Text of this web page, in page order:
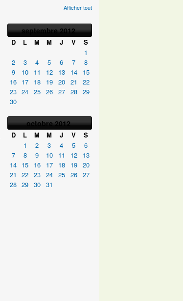
Afficher tout
septembre 2012
D L M M J V
S
1
2
3 4 5 6 7
8
9
10 11 12 13 14
15
16 17 18 19 20 21
22
23 24 25 26 27 28
29
30
octobre 2012
D L M M J V
S
1
2 3 4 5
6
7
8 9 10 11 12
13
14 15 16 17 18 19
20
21
22 23 24 25 26
27
28 29 30 31